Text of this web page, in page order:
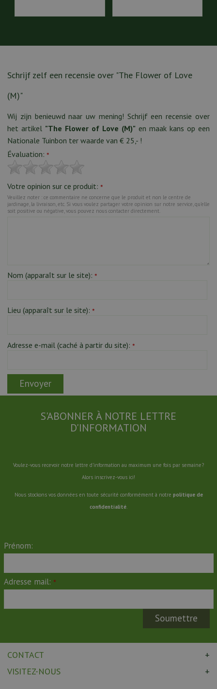
Schrijf zelf een recensie over "The Flower of Love
(M)"
Wij zijn benieuwd naar uw mening! Schrijf een recensie over
het artikel "The Flower of Love (M)" en maak kans op een
Nationale Tuinbon ter waarde van € 25,- !
Évaluation: *
Votre opinion sur ce produit: *
Veuillez noter : ce commentaire ne concerne que le produit et non le centre de
jardinage, la livraison, etc. Si vous voulez partager votre opinion sur notre service, qu’elle
soit positive ou négative, vous pouvez nous contacter directement.
Nom (apparaît sur le site): *
Lieu (apparaît sur le site): *
Adresse e-mail (caché à partir du site): *
S'ABONNER À NOTRE LETTRE
D'INFORMATION
Voulez-vous recevoir notre lettre d'information au maximum une fois par semaine?
Alors inscrivez-vous ici!
Nous stockons vos données en toute sécurité conformément à notre politique de
confidentialité.
Prénom:
Adresse mail: *
CONTACT
VISITEZ-NOUS